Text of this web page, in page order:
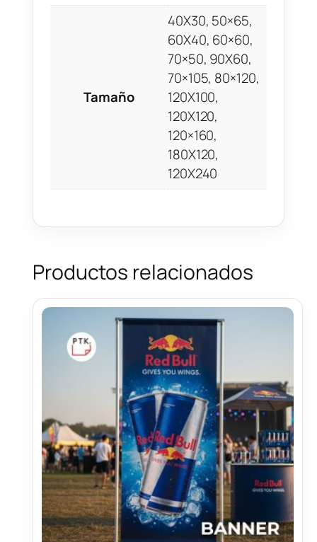
Tamaño
40X30, 50×65,
60X40, 60×60,
70×50, 90X60,
70×105, 80×120,
120X100,
120X120,
120×160,
180X120,
120X240
Productos relacionados